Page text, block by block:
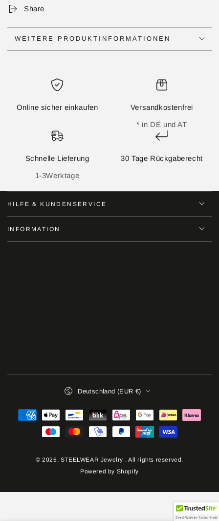
Share
WEITERE PRODUKTINFORMATIONEN
Online sicher einkaufen Versandkostenfrei
* in DE und AT
Schnelle Lieferung
1-3Werktage
30 Tage Rückgaberecht
HILFE & KUNDENSERVICE
INFORMATION
© 2026, STEELWEAR Jewelry . All rights reserved.
Powered by Shopify
Deutschland (EUR €)
Zahlungsmöglichkeiten